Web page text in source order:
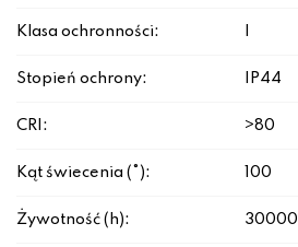
Klasa ochronności:
Stopień ochrony: IP44
CRI: >80
Kąt świecenia (°): 100
Żywotność (h): 30000